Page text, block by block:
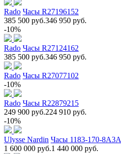
Rado Часы R27196152
385 500 руб.346 950 руб.
-10%
Rado Часы R27124162
385 500 руб.346 950 руб.
Rado Часы R27077102
-10%
Rado Часы R22879215
249 900 руб.224 910 руб.
-10%
Ulysse Nardin Часы 1183-170-8A3A
1 600 000 руб.1 440 000 руб.